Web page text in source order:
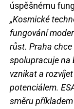
úspěšnému
„Kosmické
fungování
růst. Praha
spolupracuje na
vznikat a
potenciálem.
směru